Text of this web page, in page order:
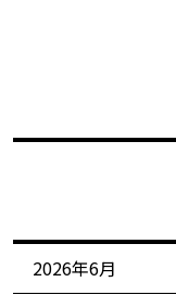
2026年6月